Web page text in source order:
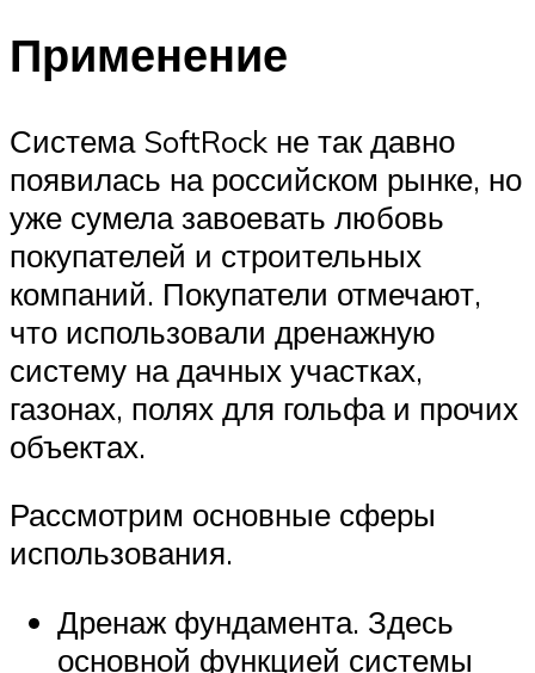
Применение
Система SoftRock не так давно
появилась на российском рынке, но
уже сумела завоевать любовь
покупателей и строительных
компаний. Покупатели отмечают,
что использовали дренажную
систему на дачных участках,
газонах, полях для гольфа и прочих
объектах.
Рассмотрим основные сферы
использования.
Дренаж фундамента. Здесь
основной функцией системы